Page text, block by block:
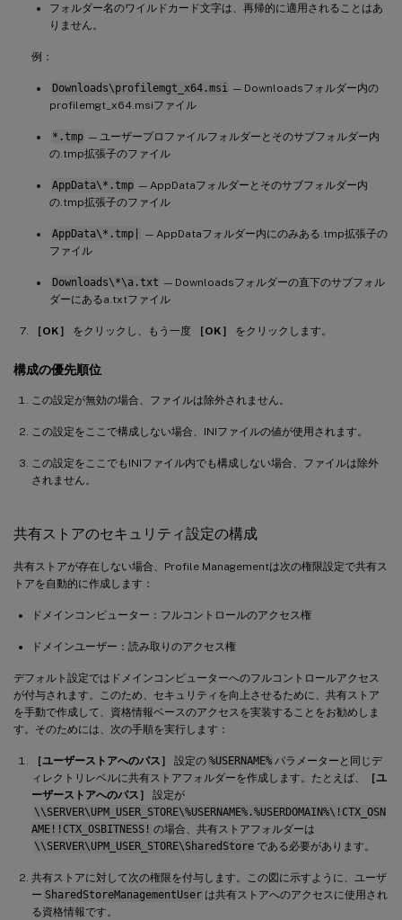
フォルダー名のワイルドカード文字は、再帰的に適用されることはあ
りません。
例：
Downloads\profilemgt_x64.msi — Downloadsフォルダー内の
profilemgt_x64.msiファイル
*.tmp — ユーザープロファイルフォルダーとそのサブフォルダー内
の.tmp拡張子のファイル
AppData\*.tmp — AppDataフォルダーとそのサブフォルダー内
の.tmp拡張子のファイル
AppData\*.tmp|
— AppDataフォルダー内にのみある.tmp拡張子の
ファイル
Downloads\*\a.txt — Downloadsフォルダーの直下のサブフォル
ダーにあるa.txtファイル
［OK］ をクリックし、もう一度 ［OK］ をクリックします。
構成の優先順位
この設定が無効の場合、ファイルは除外されません。
この設定をここで構成しない場合、INIファイルの値が使用されます。
この設定をここでもINIファイル内でも構成しない場合、ファイルは除外
されません。
共有ストアのセキュリティ設定の構成
共有ストアが存在しない場合、Profile Managementは次の権限設定で共有ス
トアを自動的に作成します：
ドメインコンピューター：フルコントロールのアクセス権
ドメインユーザー：読み取りのアクセス権
デフォルト設定ではドメインコンピューターへのフルコントロールアクセス
が付与されます。このため、セキュリティを向上させるために、共有ストア
を手動で作成して、資格情報ベースのアクセスを実装することをお勧めしま
す。そのためには、次の手順を実行します：
［ユーザーストアへのパス］ 設定の %USERNAME% パラメーターと同じデ
ィレクトリレベルに共有ストアフォルダーを作成します。たとえば、
［ユ
ーザーストアへのパス］
設定が
\\SERVER\UPM_USER_STORE\%USERNAME%.%USERDOMAIN%\!CTX_OSN
AME!!CTX_OSBITNESS! の場合、共有ストアフォルダーは
\\SERVER\UPM_USER_STORE\SharedStore である必要があります。
共有ストアに対して次の権限を付与します。この図に示すように、ユーザ
ー SharedStoreManagementUser は共有ストアへのアクセスに使用され
る資格情報です。